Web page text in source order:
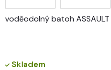
voděodolný batoh
Skladem